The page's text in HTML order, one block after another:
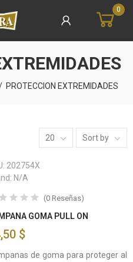
0
PROTECCION EXTREMIDADES
20 Sort by
202754X
N/A
(0 Reseñas)
GOMA PULL ON
$
de goma para proteger al